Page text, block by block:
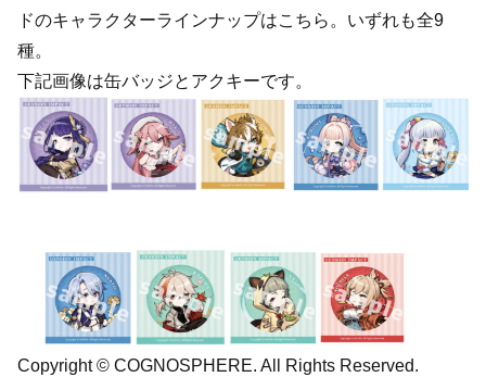
ドのキャラクターラインナップはこちら。いずれも全9
種。
下記画像は缶バッジとアクキーです。
Copyright © COGNOSPHERE. All Rights Reserved.